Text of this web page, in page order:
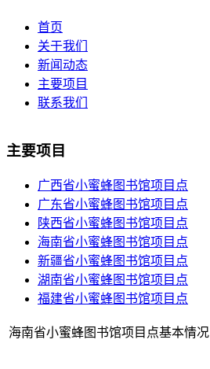
首页
关于我们
新闻动态
主要项目
联系我们
主要项目
广西省小蜜蜂图书馆项目点
广东省小蜜蜂图书馆项目点
陕西省小蜜蜂图书馆项目点
海南省小蜜蜂图书馆项目点
新疆省小蜜蜂图书馆项目点
湖南省小蜜蜂图书馆项目点
福建省小蜜蜂图书馆项目点
海南省小蜜蜂图书馆项目点基本情况